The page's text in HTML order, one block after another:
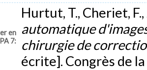
en
7:
Hurtut, T., Cheriet,
automatique
chirurgie de
écrite]. Congrès de